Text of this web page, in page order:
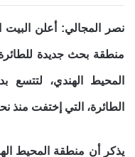
نصر المجالي: أعلن البيت
منطقة بحث جديدة للطائرة
المحيط الهندي، لتتسع
الطائرة، التي إختفت منذ نحو
يذكر أن منطقة المحيط